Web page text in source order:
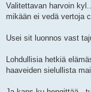
Valitettavan harvoin
mikään ei vedä vertoja
Usei sit luonnos vast
Lohdullisia hetkiä
haaveiden sielullista